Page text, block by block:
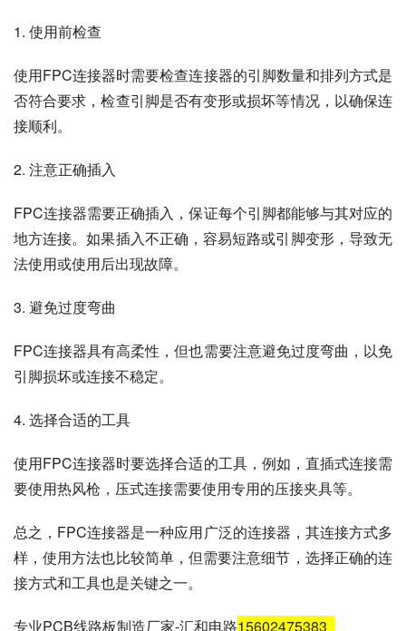
1. 使用前检查
使用FPC连接器时需要检查连接器的引脚数量和排列方式是
否符合要求，检查引脚是否有变形或损坏等情况，以确保连
接顺利。
2. 注意正确插入
FPC连接器需要正确插入，保证每个引脚都能够与其对应的
地方连接。如果插入不正确，容易短路或引脚变形，导致无
法使用或使用后出现故障。
3. 避免过度弯曲
FPC连接器具有高柔性，但也需要注意避免过度弯曲，以免
引脚损坏或连接不稳定。
4. 选择合适的工具
使用FPC连接器时要选择合适的工具，例如，直插式连接需
要使用热风枪，压式连接需要使用专用的压接夹具等。
总之，FPC连接器是一种应用广泛的连接器，其连接方式多
样，使用方法也比较简单，但需要注意细节，选择正确的连
接方式和工具也是关键之一。
专业PCB线路板制造厂家-汇和电路15602475383